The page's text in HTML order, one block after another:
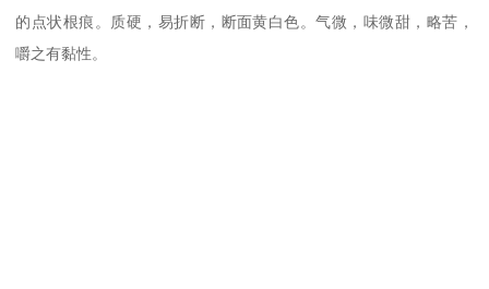
的点状根痕。质硬，易折断，断面黄白色。气微，味微甜，略苦，
嚼之有黏性。